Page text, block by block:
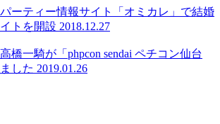
ーティー情報サイト「オミカレ」で結婚
トを開設 2018.12.27
橋一騎が「phpcon sendai ペチコン仙台
した 2019.01.26